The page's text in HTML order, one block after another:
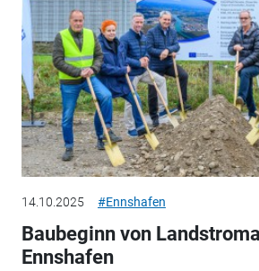
14.10.2025 #Ennshafen
Baubeginn von
Ennshafen